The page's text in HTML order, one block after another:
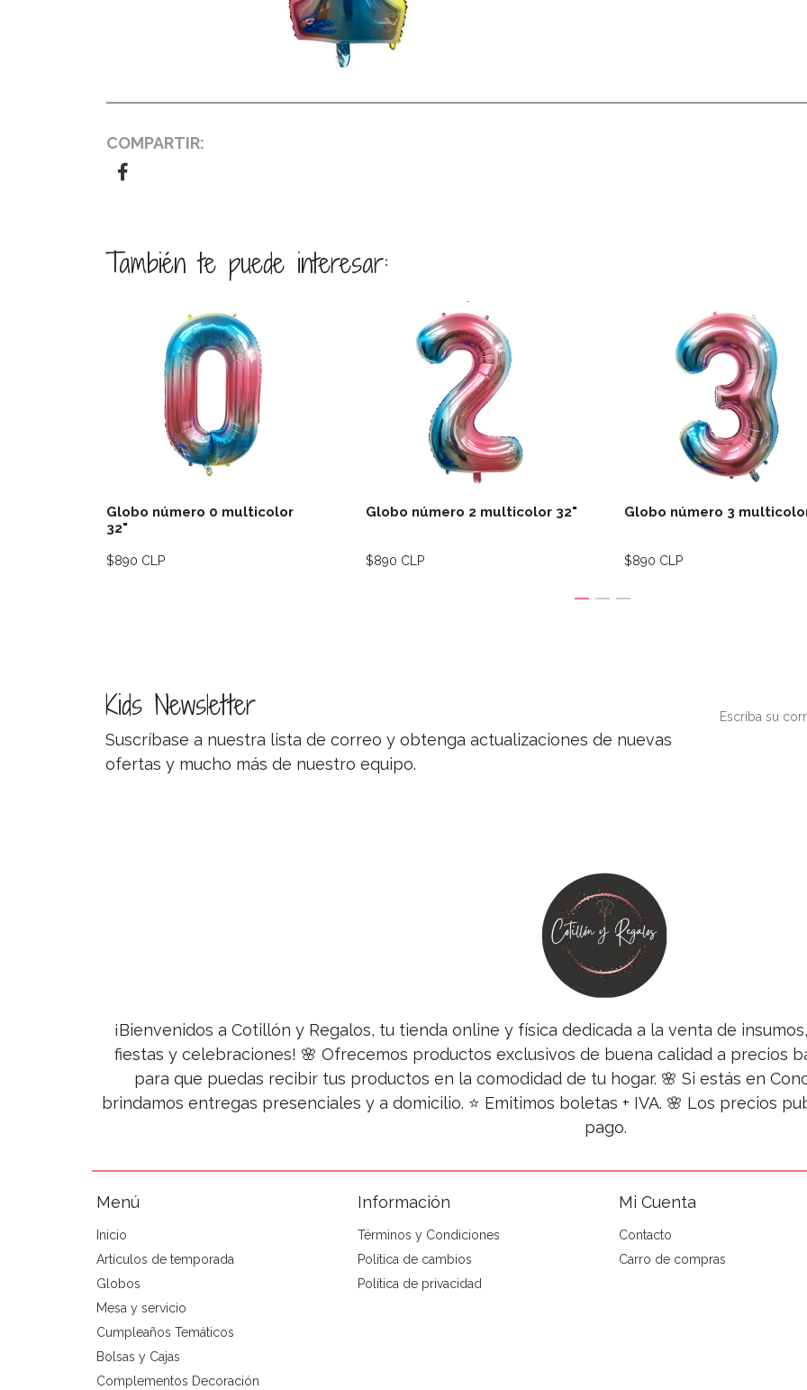
COMPARTIR:
También te puede interesar:
Globo número 0 multicolor
32"
Ver detalles
$890 CLP
Globo número 2 multicolor 32"
$890 CLP
Globo número 3
Ver
$890 CLP
Kids Newsletter
Suscríbase a nuestra lista de correo y obtenga actualizaciones de nuevas
ofertas y mucho más de nuestro equipo.
¡Bienvenidos a Cotillón y Regalos, tu tienda online y física dedicada a la venta de
fiestas y celebraciones! 🌸 Ofrecemos productos exclusivos de buena calidad a precios
para que puedas recibir tus productos en la comodidad de tu hogar. 🌸 Si estás en
brindamos entregas presenciales y a domicilio. ⭐ Emitimos boletas + IVA. 🌸 Los precios
pago.
Menú
Inicio
Artículos de temporada
Globos
Mesa y servicio
Cumpleaños Temáticos
Bolsas y Cajas
Complementos Decoración
Información
Términos y Condiciones
Política de cambios
Política de privacidad
Mi Cuenta
Contacto
Carro de compras